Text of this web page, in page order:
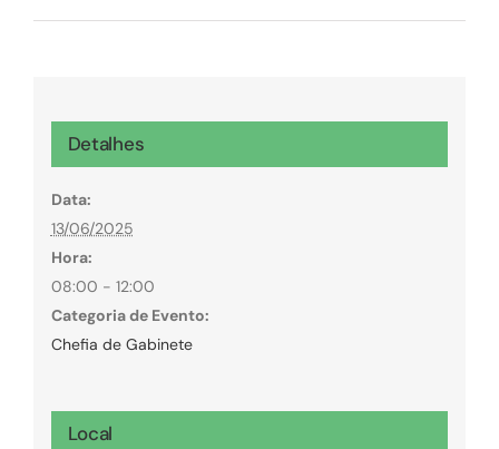
Detalhes
Data:
13/06/2025
Hora:
08:00 - 12:00
Categoria de Evento:
Chefia de Gabinete
Local